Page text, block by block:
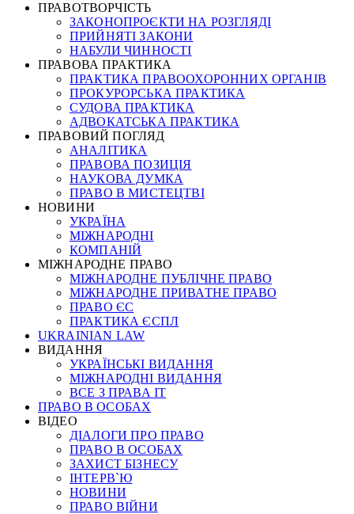
ПРАВОТВОРЧІСТЬ
ЗАКОНОПРОЄКТИ НА РОЗГЛЯДІ
ПРИЙНЯТІ ЗАКОНИ
НАБУЛИ ЧИННОСТІ
ПРАВОВА ПРАКТИКА
ПРАКТИКА ПРАВООХОРОННИХ ОРГАНІВ
ПРОКУРОРСЬКА ПРАКТИКА
СУДОВА ПРАКТИКА
АДВОКАТСЬКА ПРАКТИКА
ПРАВОВИЙ ПОГЛЯД
АНАЛІТИКА
ПРАВОВА ПОЗИЦІЯ
НАУКОВА ДУМКА
ПРАВО В МИСТЕЦТВІ
НОВИНИ
УКРАЇНА
МІЖНАРОДНІ
КОМПАНІЙ
МІЖНАРОДНЕ ПРАВО
МІЖНАРОДНЕ ПУБЛІЧНЕ ПРАВО
МІЖНАРОДНЕ ПРИВАТНЕ ПРАВО
ПРАВО ЄС
ПРАКТИКА ЄСПЛ
UKRAINIAN LAW
ВИДАННЯ
УКРАЇНСЬКІ ВИДАННЯ
МІЖНАРОДНІ ВИДАННЯ
ВСЕ З ПРАВА ІТ
ПРАВО В ОСОБАХ
ВІДЕО
ДІАЛОГИ ПРО ПРАВО
ПРАВО В ОСОБАХ
ЗАХИСТ БІЗНЕСУ
ІНТЕРВ`Ю
НОВИНИ
ПРАВО ВІЙНИ